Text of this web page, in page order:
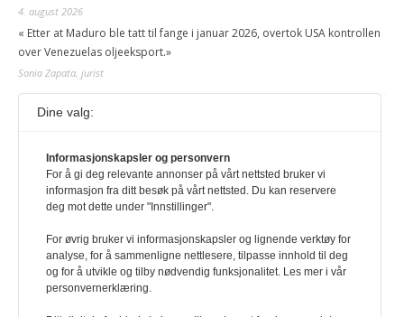
4. august 2026
« Etter at Maduro ble tatt til fange i januar 2026, overtok USA kontrollen
over Venezuelas oljeeksport.»
Sonia Zapata, jurist
117,8 millioner er på flukt, en nedgang fra forrige
1. august 2026
Ville ha tilsvart verdens trettende største land i folketall. For å lese
denne må du ha abonnement Logg inn her Ny abonnent? Velg
også egne abonnementer for biblioteker og bedrifter.
Redaksjonen
Dine valg:
Informasjonskapsler og personvern
For å gi deg relevante annonser på vårt nettsted bruker vi
informasjon fra ditt besøk på vårt nettsted. Du kan reservere
deg mot dette under "Innstillinger".
For øvrig bruker vi informasjonskapsler og lignende verktøy for
analyse, for å sammenligne nettlesere, tilpasse innhold til deg
og for å utvikle og tilby nødvendig funksjonalitet. Les mer i vår
personvernerklæring.